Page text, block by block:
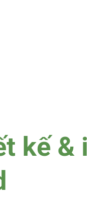
kế &